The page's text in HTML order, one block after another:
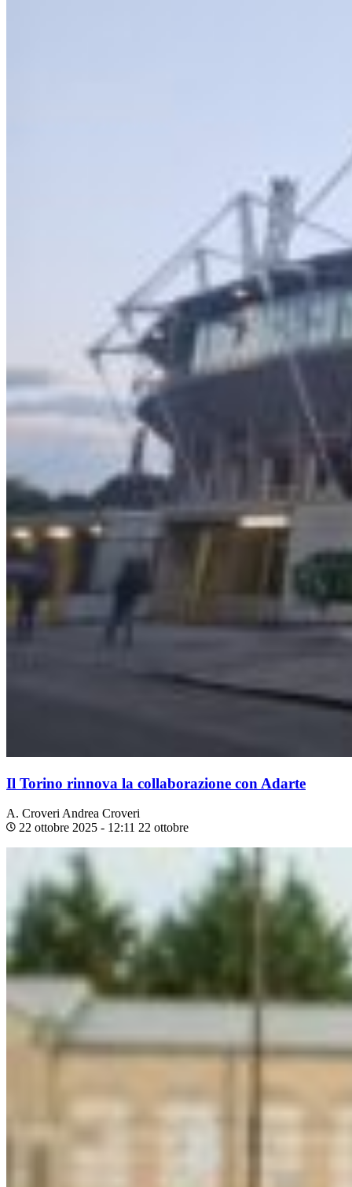
Il Torino rinnova la collaborazione con Adarte
A. CroveriAndrea Croveri
22 ottobre 2025 - 12:11 22 ottobre